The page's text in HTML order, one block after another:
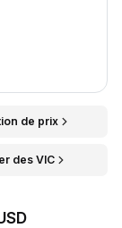
de prix
des VIC